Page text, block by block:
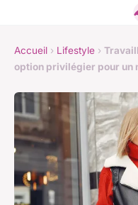
Accueil › Lifestyle ›
option privilégier pour un